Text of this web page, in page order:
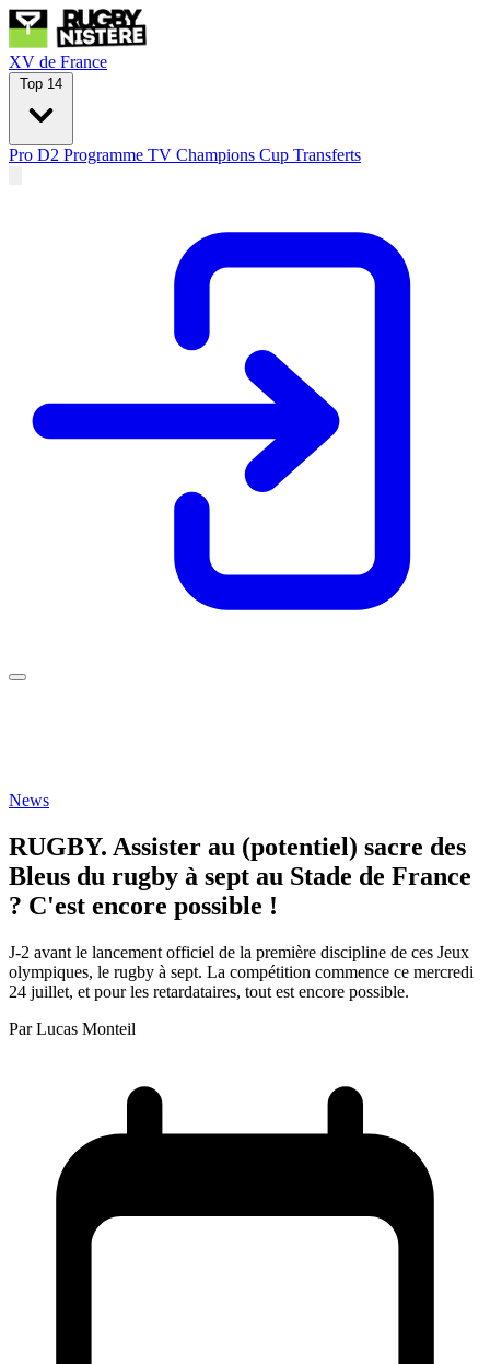
XV de France
Top 14
Pro D2 Programme TV Champions Cup Transferts
News
RUGBY. Assister au (potentiel) sacre des
Bleus du rugby à sept au Stade de France
? C'est encore possible !
J-2 avant le lancement officiel de la première discipline de ces Jeux
olympiques, le rugby à sept. La compétition commence ce mercredi
24 juillet, et pour les retardataires, tout est encore possible.
Par Lucas Monteil